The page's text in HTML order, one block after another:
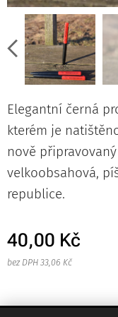
Elegantní černá
kterém je
nově
velkoobsahová,
republice.
40,00 Kč
bez DPH 33,06 Kč